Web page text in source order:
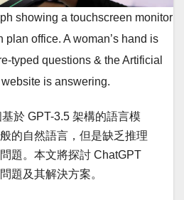
showing a touchscreen monitor
plan office. A woman’s hand is
typed questions & the Artificial
website is answering.
於 GPT-3.5 架構的語言模
的自然語言，但是缺乏推理
題。本文將探討 ChatGPT
題及其解決方案。